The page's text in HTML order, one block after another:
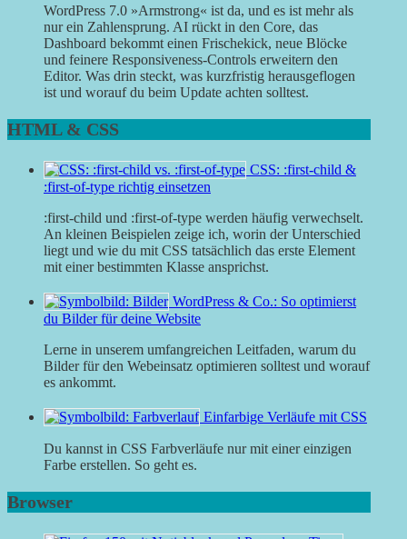
WordPress 7.0 »Armstrong« ist da, und es ist mehr als
nur ein Zahlensprung. AI rückt in den Core, das
Dashboard bekommt einen Frischekick, neue Blöcke
und feinere Responsiveness-Controls erweitern den
Editor. Was drin steckt, was kurzfristig herausgeflogen
ist und worauf du beim Update achten solltest.
HTML & CSS
CSS: :first-child &
:first-of-type richtig einsetzen
:first-child und :first-of-type werden häufig verwechselt.
An kleinen Beispielen zeige ich, worin der Unterschied
liegt und wie du mit CSS tatsächlich das erste Element
mit einer bestimmten Klasse ansprichst.
WordPress & Co.: So optimierst
du Bilder für deine Website
Lerne in unserem umfangreichen Leitfaden, warum du
Bilder für den Webeinsatz optimieren solltest und worauf
es ankommt.
Einfarbige Verläufe mit CSS
Du kannst in CSS Farbverläufe nur mit einer einzigen
Farbe erstellen. So geht es.
Browser